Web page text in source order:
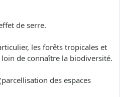
de serre.
les forêts tropicales et
de connaître la biodiversité.
des espaces